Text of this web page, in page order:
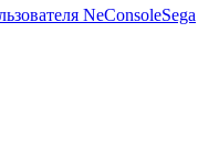
NeConsoleSega